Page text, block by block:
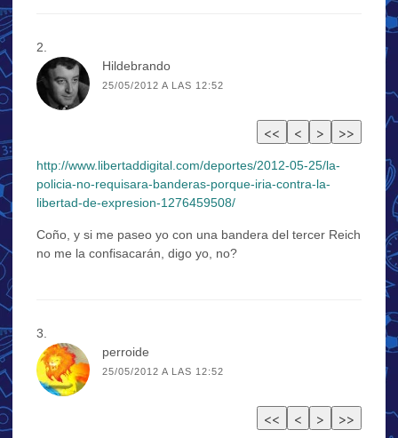
Hildebrando
25/05/2012 A LAS 12:52
http://www.libertaddigital.com/deportes/2012-05-25/la-
policia-no-requisara-banderas-porque-iria-contra-la-
libertad-de-expresion-1276459508/
Coño, y si me paseo yo con una bandera del tercer Reich
no me la confisacarán, digo yo, no?
perroide
25/05/2012 A LAS 12:52